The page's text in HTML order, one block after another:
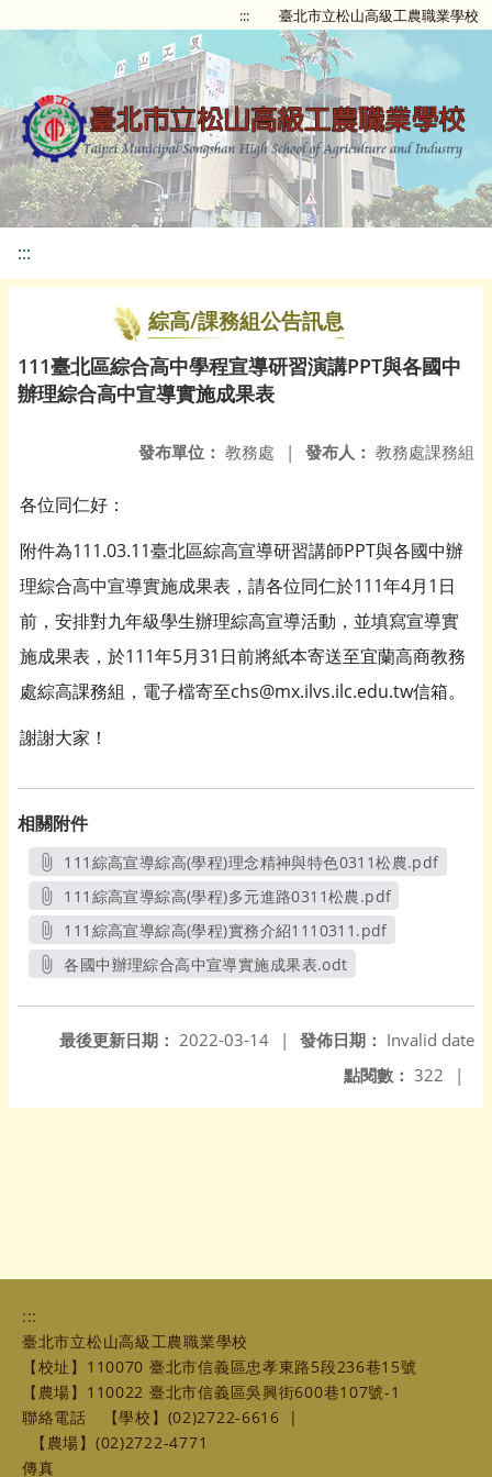
::: 臺北市立松山高級工農職業學校
:::
綜高/課務組公告訊息
111臺北區綜合高中學程宣導研習演講PPT與各國中
辦理綜合高中宣導實施成果表
發布人： 教務處課務組
發布單位： 教務處 |
各位同仁好：
附件為111.03.11臺北區綜高宣導研習講師PPT與各國中辦
理綜合高中宣導實施成果表，請各位同仁於111年4月1日
前，安排對九年級學生辦理綜高宣導活動，並填寫宣導實
施成果表，於111年5月31日前將紙本寄送至宜蘭高商教務
處綜高課務組，電子檔寄至chs@mx.ilvs.ilc.edu.tw信箱。
謝謝大家！
相關附件
111綜高宣導綜高(學程)理念精神與特色0311松農.pdf
另開新視窗
111綜高宣導綜高(學程)多元進路0311松農.pdf
另開新視窗
111綜高宣導綜高(學程)實務介紹1110311.pdf
另開新視窗
各國中辦理綜合高中宣導實施成果表.odt
發佈日期： Invalid date
最後更新日期： 2022-03-14
|
點閱數： 322 |
:::
臺北市立松山高級工農職業學校
【校址】110070 臺北市信義區忠孝東路5段236巷15號
【農場】110022 臺北市信義區吳興街600巷107號-1
聯絡電話
【學校】(02)2722-6616
|
【農場】(02)2722-4771
傳真